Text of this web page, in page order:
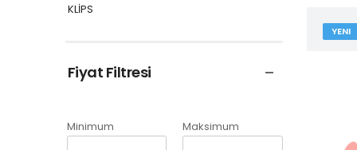
KLİPS
Fiyat Filtresi
Minimum Maksimum
YENI